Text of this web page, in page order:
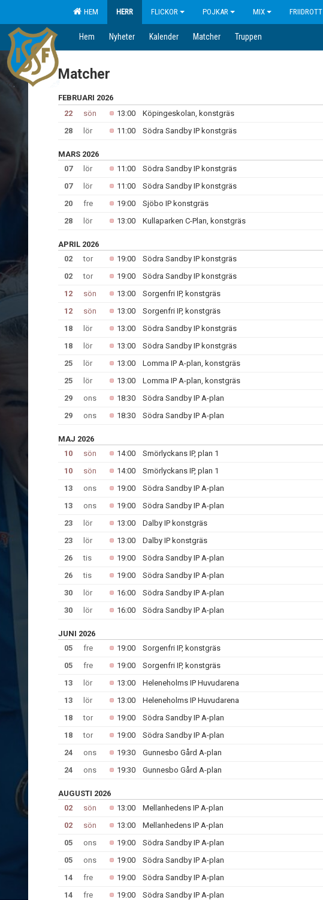
HEM HERR FLICKOR POJKAR MIX FRIIDROTT
Hem Nyheter Kalender Matcher Truppen
Matcher
FEBRUARI 2026
22
sön 13:00 Köpingeskolan, konstgräs
28
lör 11:00 Södra Sandby IP konstgräs
MARS 2026
07
lör 11:00 Södra Sandby IP konstgräs
07
lör 11:00 Södra Sandby IP konstgräs
20
fre 19:00 Sjöbo IP konstgräs
28
lör 13:00 Kullaparken C-Plan, konstgräs
APRIL 2026
02
tor 19:00 Södra Sandby IP konstgräs
02
tor 19:00 Södra Sandby IP konstgräs
12
sön 13:00 Sorgenfri IP, konstgräs
12
sön 13:00 Sorgenfri IP, konstgräs
18
lör 13:00 Södra Sandby IP konstgräs
18
lör 13:00 Södra Sandby IP konstgräs
25
lör 13:00 Lomma IP A-plan, konstgräs
25
lör 13:00 Lomma IP A-plan, konstgräs
29
ons 18:30 Södra Sandby IP A-plan
29
ons 18:30 Södra Sandby IP A-plan
MAJ 2026
10
sön 14:00 Smörlyckans IP, plan 1
10
sön 14:00 Smörlyckans IP, plan 1
13
ons 19:00 Södra Sandby IP A-plan
13
ons 19:00 Södra Sandby IP A-plan
23
lör 13:00 Dalby IP konstgräs
23
lör 13:00 Dalby IP konstgräs
26
tis 19:00 Södra Sandby IP A-plan
26
tis 19:00 Södra Sandby IP A-plan
30
lör 16:00 Södra Sandby IP A-plan
30
lör 16:00 Södra Sandby IP A-plan
JUNI 2026
05
fre 19:00 Sorgenfri IP, konstgräs
05
fre 19:00 Sorgenfri IP, konstgräs
13
lör 13:00 Heleneholms IP Huvudarena
13
lör 13:00 Heleneholms IP Huvudarena
18
tor 19:00 Södra Sandby IP A-plan
18
tor 19:00 Södra Sandby IP A-plan
24
ons 19:30 Gunnesbo Gård A-plan
24
ons 19:30 Gunnesbo Gård A-plan
AUGUSTI 2026
02
sön 13:00 Mellanhedens IP A-plan
02
sön 13:00 Mellanhedens IP A-plan
05
ons 19:00 Södra Sandby IP A-plan
05
ons 19:00 Södra Sandby IP A-plan
14
fre 19:00 Södra Sandby IP A-plan
14
fre 19:00 Södra Sandby IP A-plan